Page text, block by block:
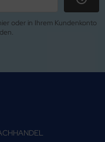
oder in Ihrem Kundenkonto